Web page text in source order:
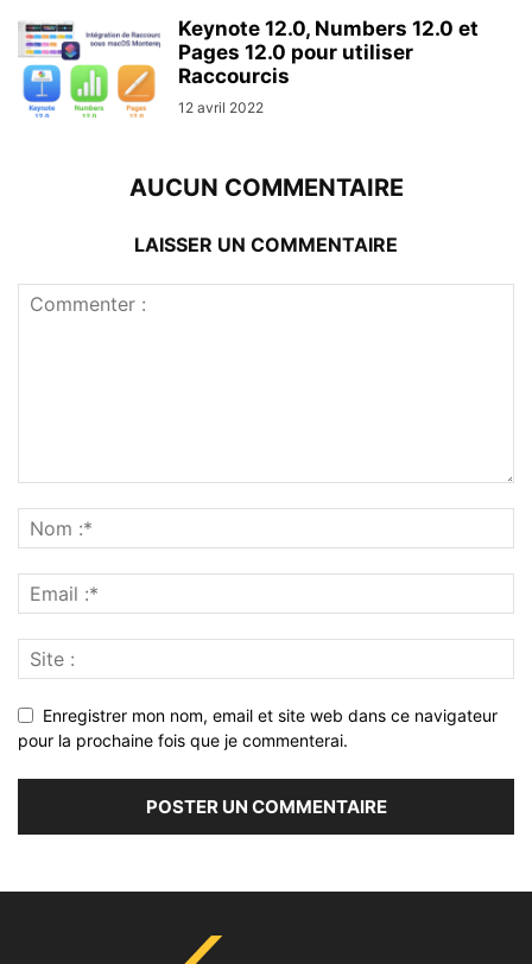
Keynote 12.0, Numbers 12.0 et
Pages 12.0 pour utiliser
Raccourcis
12 avril 2022
AUCUN COMMENTAIRE
LAISSER UN COMMENTAIRE
Enregistrer mon nom, email et site web dans ce navigateur
pour la prochaine fois que je commenterai.